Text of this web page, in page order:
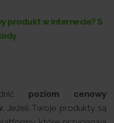
produkt w internecie? S
poziom cenowy
. Jeżeli Twoje produkty są